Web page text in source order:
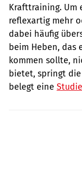
Krafttraining. Um
reflexartig mehr
dabei häufig
beim Heben, das
kommen sollte,
bietet, springt
belegt eine Studie